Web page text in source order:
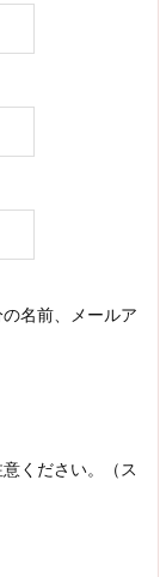
名前、メールア
ください。（ス